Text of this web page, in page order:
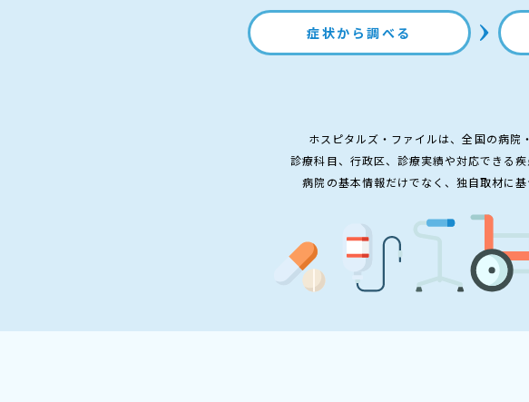
症状から調べる
ホスピタルズ・ファイルは、全国の病院
診療科目、行政区、診療実績や対応できる
病院の基本情報だけでなく、独自取材に